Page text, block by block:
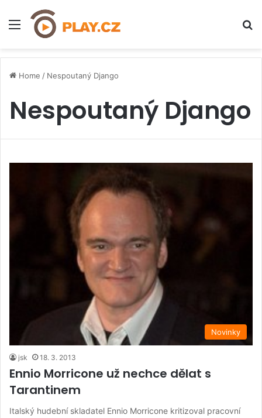
Menu
Home / Nespoutaný Django
Nespoutaný Django
Novinky
jsk 18. 3. 2013
Ennio Morricone už nechce dělat s
Tarantinem
Italský hudební skladatel Ennio Morricone kritizoval pracovní